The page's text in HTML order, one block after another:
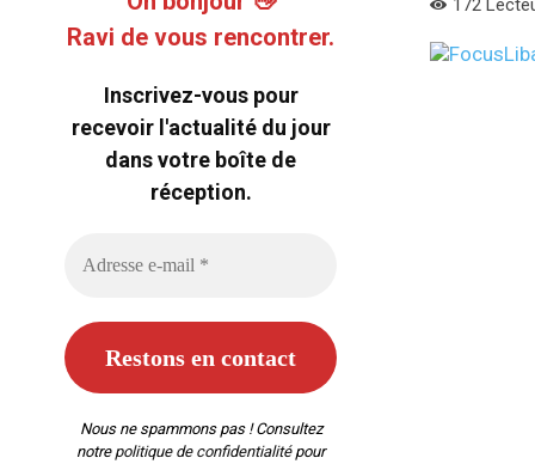
Ravi de vous rencontrer.
Inscrivez-vous pour
recevoir l'actualité du jour
dans votre boîte de
réception.
Nous ne spammons pas ! Consultez
notre politique de confidentialitépour
172